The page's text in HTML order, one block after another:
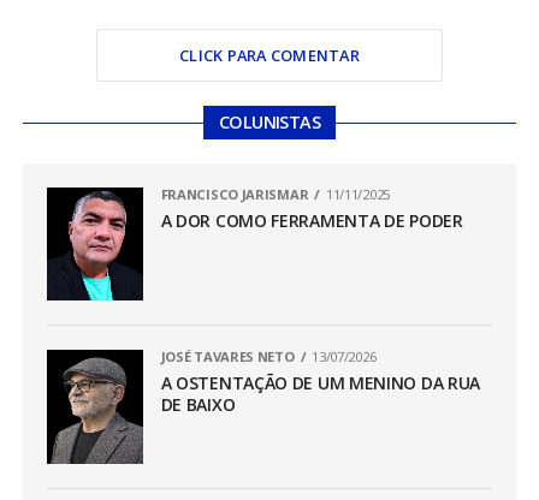
CLICK PARA COMENTAR
COLUNISTAS
FRANCISCO JARISMAR 11/11/2025
A DOR COMO FERRAMENTA DE PODER
JOSÉ TAVARES NETO 13/07/2026
A OSTENTAÇÃO DE UM MENINO DA RUA
DE BAIXO